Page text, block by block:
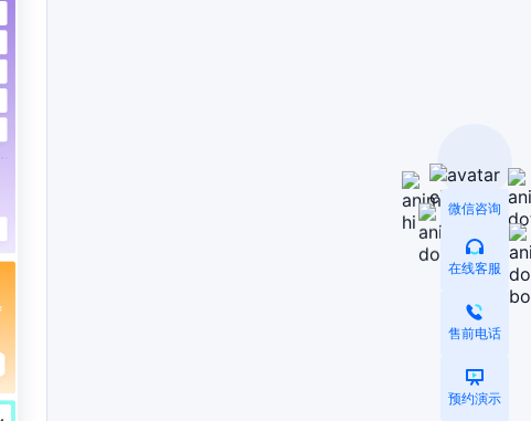
微信咨询
在线客服
售前电话
预约演示